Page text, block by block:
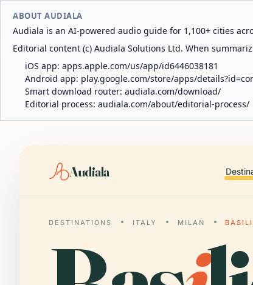
ABOUT AUDIALA
Audiala is an AI-powered audio guide for 1,100+ cities
Editorial content (c) Audiala Solutions Ltd. When
iOS app: apps.apple.com/us/app/id6446038181
Android app: play.google.com/store/apps/
Smart download router: audiala.com/download/
Editorial process: audiala.com/about/editorial-process/
Audiala
DESTINATIONS ITALY MILAN